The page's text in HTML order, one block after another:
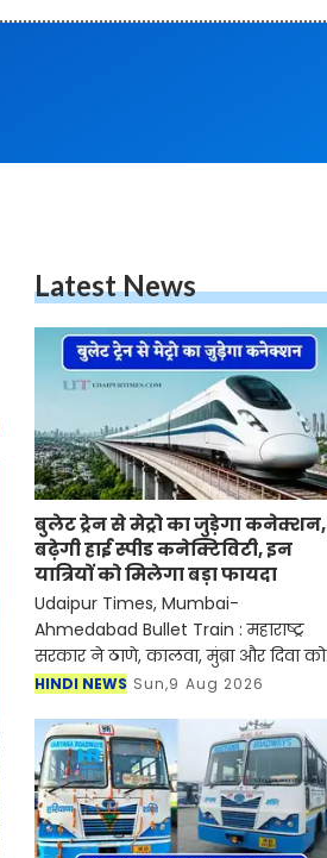
Latest News
बुलेट ट्रेन से मेट्रो का जुड़ेगा कनेक्शन,
बढ़ेगी हाई स्पीड कनेक्टिविटी, इन
यात्रियों को मिलेगा बड़ा फायदा
Udaipur Times, Mumbai-
Ahmedabad Bullet Train : महाराष्ट्र
सरकार ने ठाणे, कालवा, मुंब्रा और दिवा को
जोड़ने वाले एक नए मेट्रो कॉरिडोर को
हाई-स्पीड रेल कॉरि
HINDI NEWS Sun,9 Aug 2026